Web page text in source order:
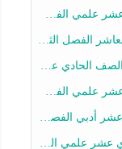
الثاني 2025-2026
الثاني 2025-2026
الثاني 2025-2026
الثاني 2025-2026
الثاني 2025-2026
الثاني 2025-2026